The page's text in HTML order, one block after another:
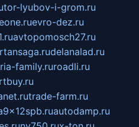
tor-lyubov-i-grom.ru
evro-dez.ru
avtopomosch27.ru
delanalad.ru
family.ruroadli.ru
trade-farm.ru
autodamp.ru